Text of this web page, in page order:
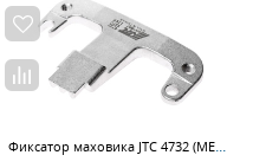
Фиксатор маховика JTC 4732 (MERCEDES М102)